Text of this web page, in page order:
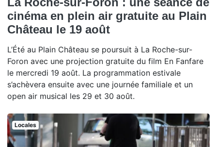
cinéma en plein air gratuite au Plain
Château le 19 août
L’Été au Plain Château se poursuit à La Roche-sur-
Foron avec une projection gratuite du film En Fanfare
le mercredi 19 août. La programmation estivale
s’achèvera ensuite avec une journée familiale et un
open air musical les 29 et 30 août.
Locales